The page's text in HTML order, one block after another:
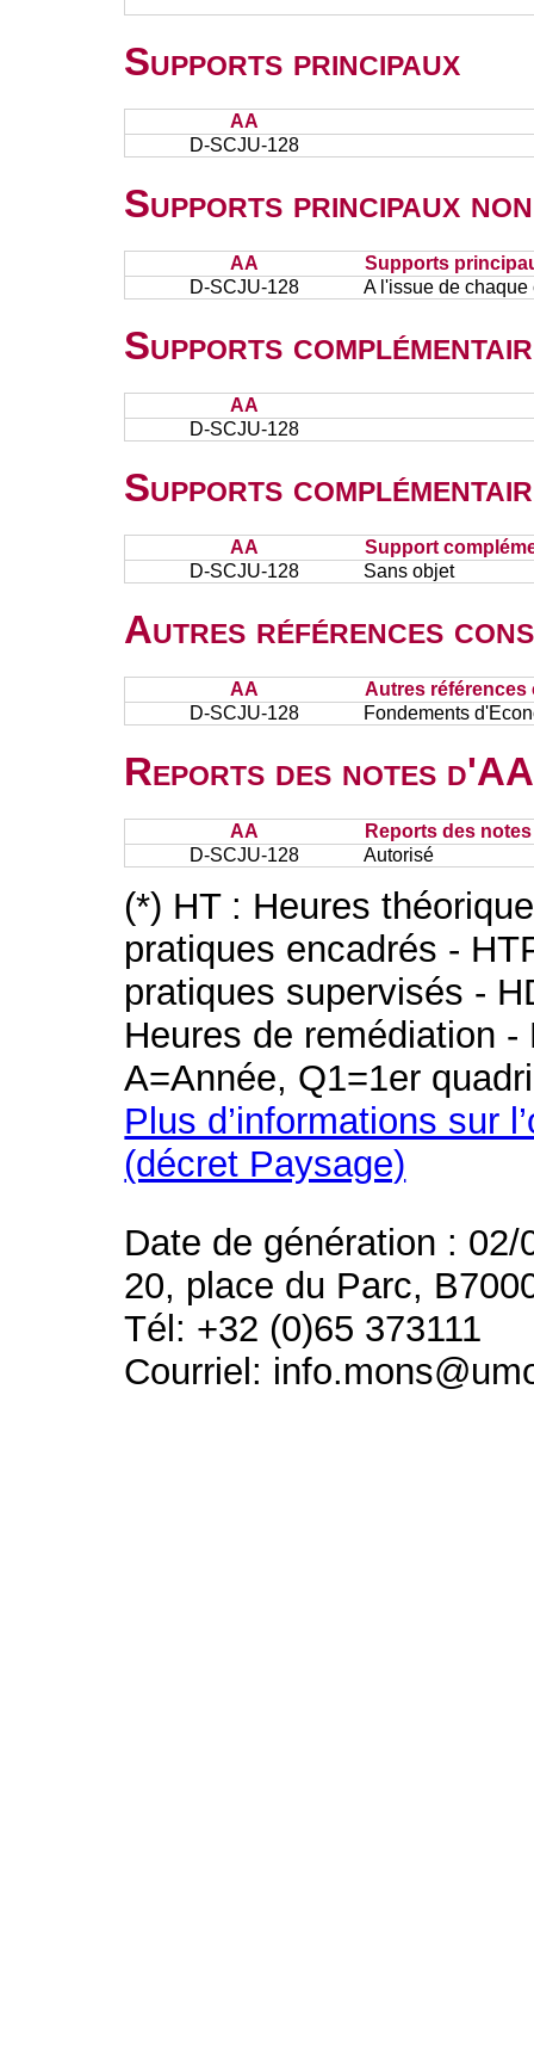
Supports principaux
AA
D-SCJU-128
Supports principaux
AA
Supports
D-SCJU-128
A l'issue de
Supports
AA
D-SCJU-128
Supports
AA
Support
D-SCJU-128
Sans objet
Autres références
AA
Autres références
D-SCJU-128
Fondements
Reports des notes
AA
Reports des
D-SCJU-128
Autorisé
(*) HT : Heures
pratiques encadrés -
pratiques supervisés -
Heures de remédiation
A=Année, Q1=1er
Plus d’informations sur
(décret Paysage)
Date de génération : 02/
20, place du Parc,
Tél: +32 (0)65 373111
Courriel: